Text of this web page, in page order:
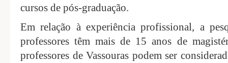
cursos de pós-graduação.
Em relação à experiência profissional, a
professores têm mais de 15 anos de
professores de Vassouras podem ser